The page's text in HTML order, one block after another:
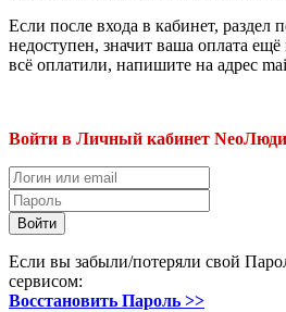
Если после входа в кабинет, раздел
недоступен, значит ваша оплата
всё оплатили, напишите на адрес
Войти в Личный кабинет
Если вы забыли/потеряли свой
сервисом:
Восстановить Пароль >>